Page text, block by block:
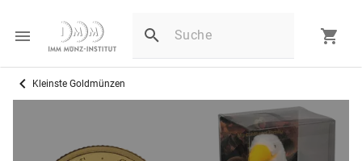
Kleinste Goldmünzen